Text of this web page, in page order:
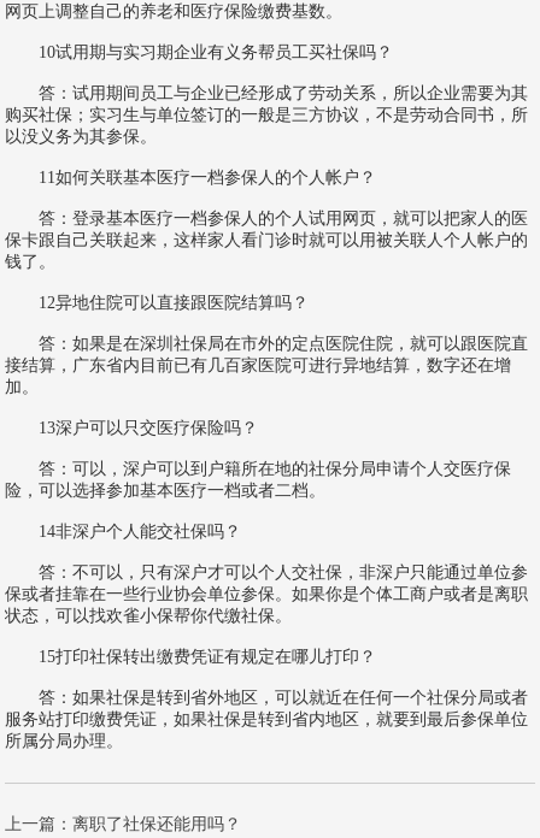
网页上调整自己的养老和医疗保险缴费基数。
10试用期与实习期企业有义务帮员工买社保吗？
答：试用期间员工与企业已经形成了劳动关系，所以企业需要为其
购买社保；实习生与单位签订的一般是三方协议，不是劳动合同书，所
以没义务为其参保。
11如何关联基本医疗一档参保人的个人帐户？
答：登录基本医疗一档参保人的个人试用网页，就可以把家人的医
保卡跟自己关联起来，这样家人看门诊时就可以用被关联人个人帐户的
钱了。
12异地住院可以直接跟医院结算吗？
答：如果是在深圳社保局在市外的定点医院住院，就可以跟医院直
接结算，广东省内目前已有几百家医院可进行异地结算，数字还在增
加。
13深户可以只交医疗保险吗？
答：可以，深户可以到户籍所在地的社保分局申请个人交医疗保
险，可以选择参加基本医疗一档或者二档。
14非深户个人能交社保吗？
答：不可以，只有深户才可以个人交社保，非深户只能通过单位参
保或者挂靠在一些行业协会单位参保。如果你是个体工商户或者是离职
状态，可以找欢雀小保帮你代缴社保。
15打印社保转出缴费凭证有规定在哪儿打印？
答：如果社保是转到省外地区，可以就近在任何一个社保分局或者
服务站打印缴费凭证，如果社保是转到省内地区，就要到最后参保单位
所属分局办理。
上一篇：离职了社保还能用吗？